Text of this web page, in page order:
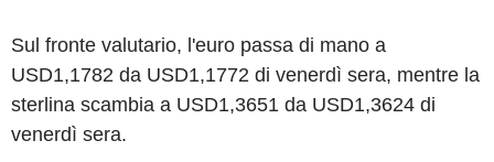
Sul fronte valutario, l'euro passa di mano a
USD1,1782 da USD1,1772 di venerdì sera, mentre la
sterlina scambia a USD1,3651 da USD1,3624 di
venerdì sera.